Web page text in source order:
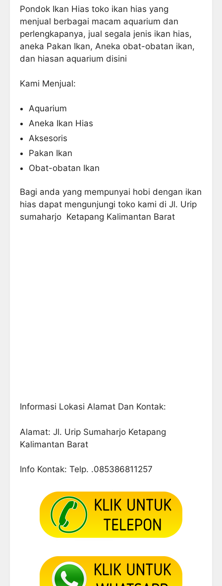
Pondok Ikan Hias toko ikan hias yang
menjual berbagai macam aquarium dan
perlengkapanya, jual segala jenis ikan hias,
aneka Pakan Ikan, Aneka obat-obatan ikan,
dan hiasan aquarium disini
Kami Menjual:
Aquarium
Aneka Ikan Hias
Aksesoris
Pakan Ikan
Obat-obatan Ikan
Bagi anda yang mempunyai hobi dengan ikan
hias dapat mengunjungi toko kami di Jl. Urip
sumaharjo Ketapang Kalimantan Barat
Informasi Lokasi Alamat Dan Kontak:
Alamat: Jl. Urip Sumaharjo Ketapang
Kalimantan Barat
Info Kontak: Telp. .085386811257